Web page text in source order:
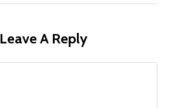
Leave A Reply